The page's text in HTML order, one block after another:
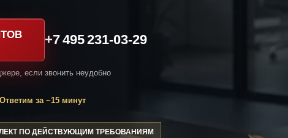
+7 495 231-03-29
если звонить неудобно
Ответим за ~15 минут
ПО ДЕЙСТВУЮЩИМ ТРЕБОВАНИЯМ